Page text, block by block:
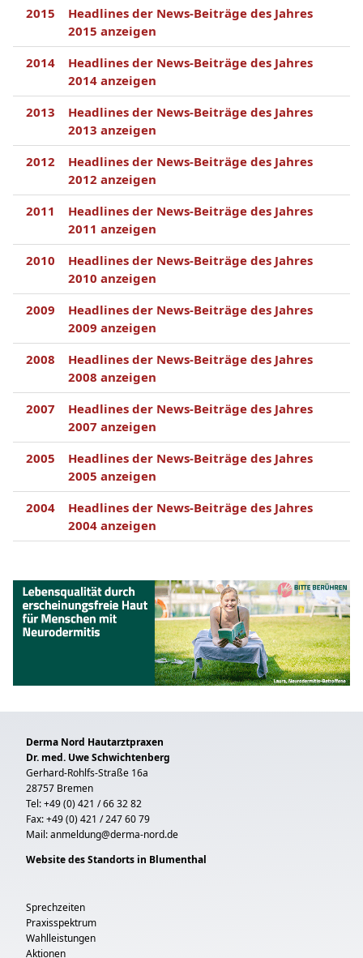
2015
Headlines der News-Beiträge des Jahres
2015 anzeigen
2014
Headlines der News-Beiträge des Jahres
2014 anzeigen
2013
Headlines der News-Beiträge des Jahres
2013 anzeigen
2012
Headlines der News-Beiträge des Jahres
2012 anzeigen
2011
Headlines der News-Beiträge des Jahres
2011 anzeigen
2010
Headlines der News-Beiträge des Jahres
2010 anzeigen
2009
Headlines der News-Beiträge des Jahres
2009 anzeigen
2008
Headlines der News-Beiträge des Jahres
2008 anzeigen
2007
Headlines der News-Beiträge des Jahres
2007 anzeigen
2005
Headlines der News-Beiträge des Jahres
2005 anzeigen
2004
Headlines der News-Beiträge des Jahres
2004 anzeigen
Derma Nord Hautarztpraxen
Dr. med. Uwe Schwichtenberg
Gerhard-Rohlfs-Straße 16a
28757 Bremen
Tel: +49 (0) 421 / 66 32 82
Fax: +49 (0) 421 / 247 60 79
Mail:anmeldung@derma-nord.de
Website des Standorts in Blumenthal
Sprechzeiten
Praxisspektrum
Wahlleistungen
Aktionen